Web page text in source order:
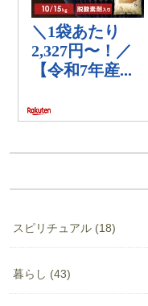
スピリチュアル (18)
暮らし (43)